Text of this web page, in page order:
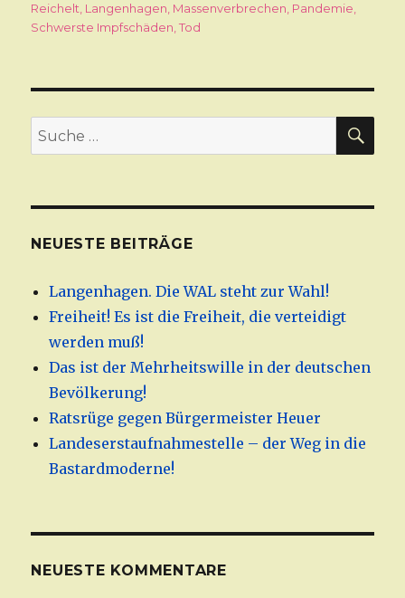
Reichelt, Langenhagen, Massenverbrechen, Pandemie,
Schwerste Impfschäden,Tod
Suche
nach:
NEUESTE BEITRÄGE
Langenhagen. Die WAL steht zur Wahl!
Freiheit! Es ist die Freiheit, die verteidigt
werden muß!
Das ist der Mehrheitswille in der deutschen
Bevölkerung!
Ratsrüge gegen Bürgermeister Heuer
Landeserstaufnahmestelle – der Weg in die
Bastardmoderne!
NEUESTE KOMMENTARE